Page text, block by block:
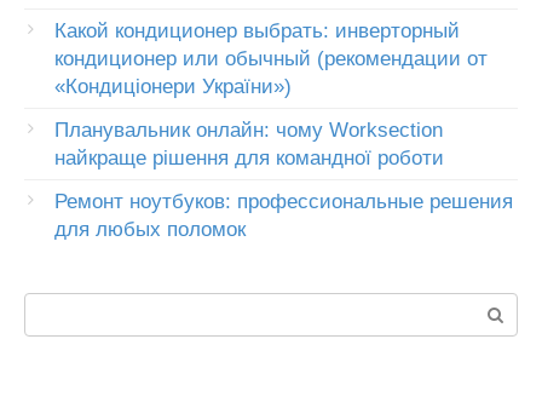
Какой кондиционер выбрать: инверторный
кондиционер или обычный (рекомендации от
«Кондиціонери України»)
Планувальник онлайн: чому Worksection
найкраще рішення для командної роботи
Ремонт ноутбуков: профессиональные решения
для любых поломок